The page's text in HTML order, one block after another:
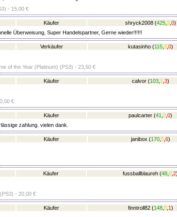
- 15,00 €
Käufer shryck2008 (425, 3, 0)
Überweisung, Super Handelspartner, Gerne wieder!!!!!!
Verkäufer kutasinho (115 0 0)
of the Year (Platinum) (PS3) - 23,50 €
Käufer calvor (103 1 3)
€
Käufer paulcarter (41 0 0)
zahlung. vielen dank.
Käufer janibox (170 5 6)
Käufer fussballblaureh (48, 0, 2
- 20,00 €
Käufer finntroll82 (148, 0, 1)